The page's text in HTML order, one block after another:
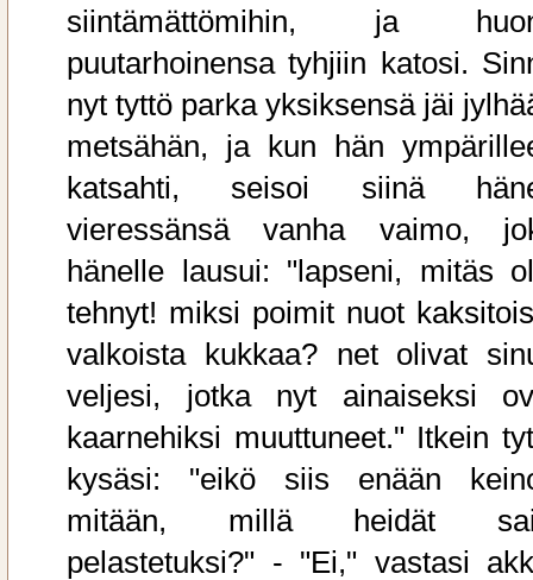
siintämättömihin, ja
puutarhoinensa tyhjiin katosi.
nyt tyttö parka yksiksensä jäi
metsähän, ja kun hän
katsahti, seisoi siinä
vieressänsä vanha vaimo,
hänelle lausui: "lapseni, mitäs
tehnyt! miksi poimit nuot
valkoista kukkaa? net olivat
veljesi, jotka nyt ainaiseksi
kaarnehiksi muuttuneet." Itkein
kysäsi: "eikö siis enään
mitään, millä heidät
pelastetuksi?" - "Ei," vastasi